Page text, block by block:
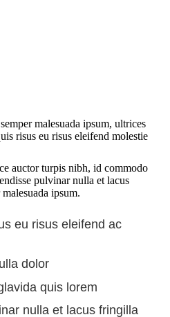
malesuada ipsum, ultrices
risus eu risus eleifend molestie
auctor turpis nibh, id commodo
pulvinar nulla et lacus
ipsum.
eu risus eleifend ac
dolor
quis lorem
nulla et lacus fringilla